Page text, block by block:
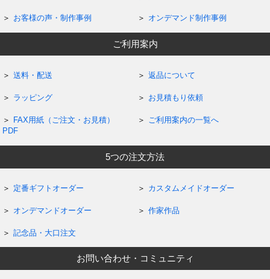
お客様の声・制作事例 オンデマンド制作事例
ご利用案内
送料・配送 返品について
ラッピング お見積もり依頼
FAX用紙（ご注文・お見積）
PDF
ご利用案内の一覧へ
5つの注文方法
定番ギフトオーダー カスタムメイドオーダー
オンデマンドオーダー 作家作品
記念品・大口注文
お問い合わせ・コミュニティ